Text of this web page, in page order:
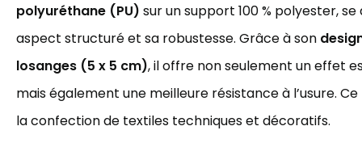
polyuréthane (PU) sur un support 100 % polyester,
aspect structuré et sa robustesse. Grâce à son
losanges (5 x 5 cm), il offre non seulement un effet
mais également une meilleure résistance à l’usure.
la confection de textiles techniques et décoratifs.